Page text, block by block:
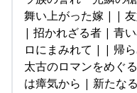
舞い上がった嫁 | |
| 招かれざる者 | 青
ロにまみれて | | 帰
太古のロマンをめぐ
は瘴気から | 新たな